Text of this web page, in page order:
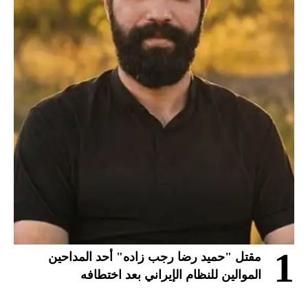
1
مقتل "حميد رضا رجب زاده" أحد المداحين
الموالين للنظام الإيراني بعد اختطافه